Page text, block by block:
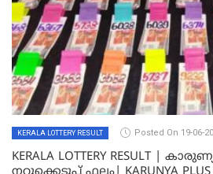
KERALA LOTTERY RESULT Posted On 19-06-
KERALA LOTTERY RESULT |